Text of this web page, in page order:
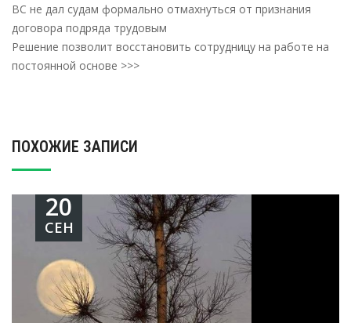
ВС не дал судам формально отмахнуться от признания
договора подряда трудовым
Решение позволит восстановить сотрудницу на работе на
постоянной основе >>>
ПОХОЖИЕ ЗАПИСИ
20
СЕН